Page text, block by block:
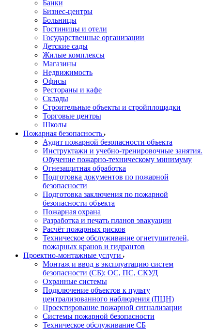
Банки
Бизнес-центры
Больницы
Гостиницы и отели
Государственные организации
Детские сады
Жилые комплексы
Магазины
Недвижимость
Офисы
Рестораны и кафе
Склады
Строительные объекты и стройплощадки
Торговые центры
Школы
Пожарная безопасность
Аудит пожарной безопасности объекта
Инструктажи и учебно-тренировочные занятия.
Обучение пожарно-техническому минимуму
Огнезащитная обработка
Подготовка документов по пожарной
безопасности
Подготовка заключения по пожарной
безопасности объекта
Пожарная охрана
Разработка и печать планов эвакуации
Расчёт пожарных рисков
Техническое обслуживание огнетушителей,
пожарных кранов и гидрантов
Проектно-монтажные услуги
Монтаж и ввод в эксплуатацию систем
безопасности (СБ): ОС, ПС, СКУД
Охранные системы
Подключение объектов к пульту
централизованного наблюдения (ПЦН)
Проектирование пожарной сигнализации
Системы пожарной безопасности
Техническое обслуживание СБ